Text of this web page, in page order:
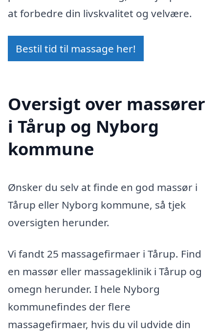
at forbedre din livskvalitet og velvære.
Bestil tid til massage her!
Oversigt over massører
i Tårup og Nyborg
kommune
Ønsker du selv at finde en god massør i
Tårup eller Nyborg kommune, så tjek
oversigten herunder.
Vi fandt 25 massagefirmaer i Tårup. Find
en massør eller massageklinik i Tårup og
omegn herunder. I hele Nyborg
kommunefindes der flere
massagefirmaer, hvis du vil udvide din